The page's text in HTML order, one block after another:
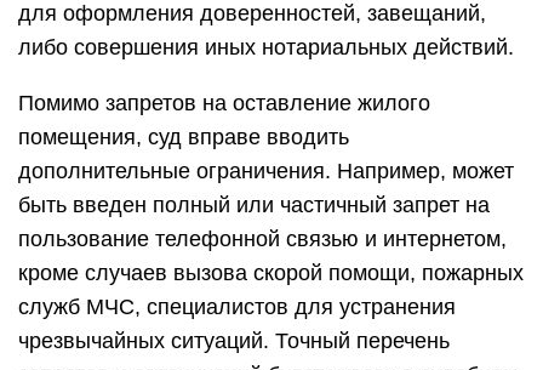
для оформления доверенностей, завещаний,
либо совершения иных нотариальных действий.
Помимо запретов на оставление жилого
помещения, суд вправе вводить
дополнительные ограничения. Например, может
быть введен полный или частичный запрет на
пользование телефонной связью и интернетом,
кроме случаев вызова скорой помощи, пожарных
служб МЧС, специалистов для устранения
чрезвычайных ситуаций. Точный перечень